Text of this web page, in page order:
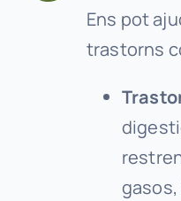
Ens pot
trastorns